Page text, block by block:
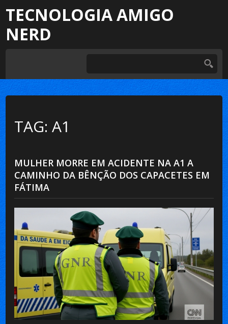
TECNOLOGIA AMIGO
NERD
TAG: A1
MULHER MORRE EM ACIDENTE NA A1 A
CAMINHO DA BÊNÇÃO DOS CAPACETES EM
FÁTIMA